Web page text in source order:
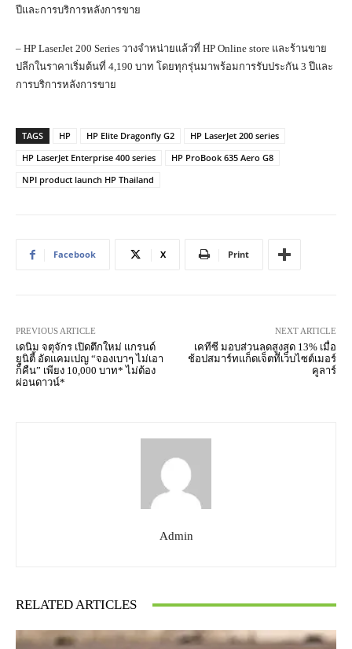
ปีและการบริการหลังการขาย
– HP LaserJet 200 Series วางจำหน่ายแล้วที่ HP Online store และร้านขาย
ปลีกในราคาเริ่มต้นที่ 4,190 บาท โดยทุกรุ่นมาพร้อมการรับประกัน 3 ปีและ
การบริการหลังการขาย
TAGS HP HP Elite Dragonfly G2
HP LaserJet 200 series
HP LaserJet Enterprise 400 series
HP ProBook 635 Aero G8
NPI product launch HP Thailand
Facebook X Print
PREVIOUS ARTICLE
เดนิม จตุจักร เปิดตึกใหม่ แกรนด์
ยูนิตี้ อัดแคมเปญ “จองเบาๆ ไม่เอา
ก็คืน” เพียง 10,000 บาท* ไม่ต้อง
ผ่อนดาวน์*
NEXT ARTICLE
เคทีซี มอบส่วนลดสูงสุด 13% เมื่อ
ช้อปสมาร์ทแก็ดเจ็ตที่เว็บไซต์เมอร์
คูลาร์
Admin
RELATED ARTICLES